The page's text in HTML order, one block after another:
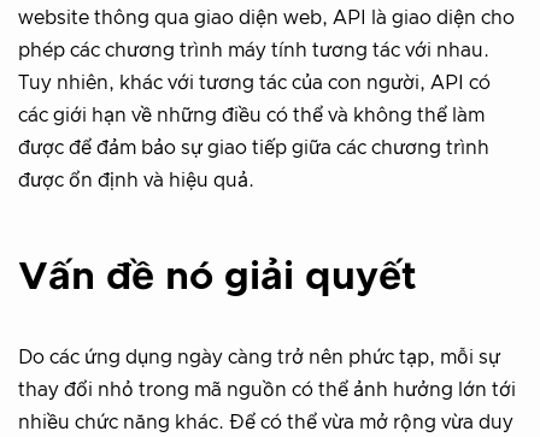
website thông qua giao diện web, API là giao diện cho
phép các chương trình máy tính tương tác với nhau.
Tuy nhiên, khác với tương tác của con người, API có
các giới hạn về những điều có thể và không thể làm
được để đảm bảo sự giao tiếp giữa các chương trình
được ổn định và hiệu quả.
Vấn đề nó giải quyết
Do các ứng dụng ngày càng trở nên phức tạp, mỗi sự
thay đổi nhỏ trong mã nguồn có thể ảnh hưởng lớn tới
nhiều chức năng khác. Để có thể vừa mở rộng vừa duy